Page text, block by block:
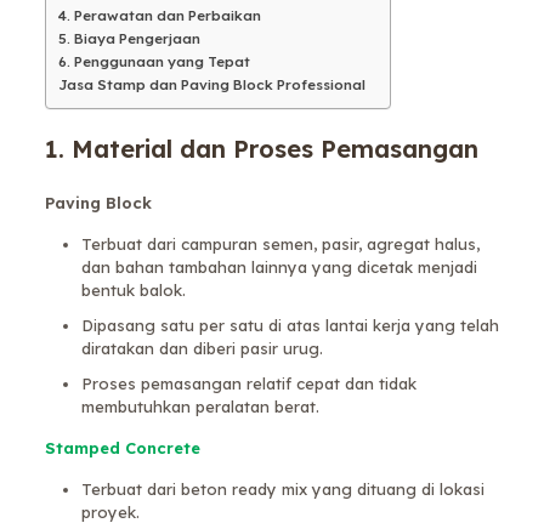
4. Perawatan dan Perbaikan
5. Biaya Pengerjaan
6. Penggunaan yang Tepat
Jasa Stamp dan Paving Block Professional
1. Material dan Proses Pemasangan
Paving Block
Terbuat dari campuran semen, pasir, agregat halus,
dan bahan tambahan lainnya yang dicetak menjadi
bentuk balok.
Dipasang satu per satu di atas lantai kerja yang telah
diratakan dan diberi pasir urug.
Proses pemasangan relatif cepat dan tidak
membutuhkan peralatan berat.
Stamped Concrete
Terbuat dari beton ready mix yang dituang di lokasi
proyek.